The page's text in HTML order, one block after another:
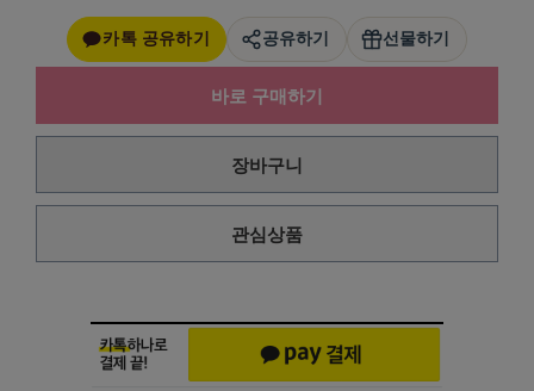
카톡 공유하기 공유하기 선물하기
바로 구매하기
장바구니
관심상품